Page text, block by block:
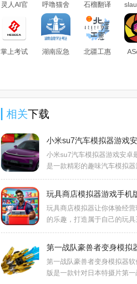
灵人AI官
下载
呼噜猫舍
app官方
下载
石榴翻译
官方版下
载
超
器
掌上考试
湖南应急
版
北疆工惠
相关下载
小米su7汽车模拟器游戏安卓
是一款精彩的趣味汽车模拟器
车赛车竞技模拟器玩法，能够
们准备特色十足的地图选择
玩具商店模拟器让你体验经营
的乐趣，打造属于自己的玩具
货，逐步提升店铺的规模和产
类，吸引更多的小伙伴来购
第一战队豪兽者变身模拟器
版是一款针对日本特摄片第一